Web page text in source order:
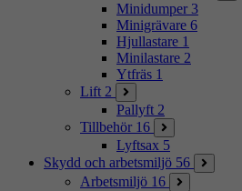
Minidumper 3
Minigrävare 6
Hjullastare 1
Minilastare 2
Ytfräs 1
Lift 2
Pallyft 2
Tillbehör 16
Lyftsax 5
Skydd och arbetsmiljö 56
Arbetsmiljö 16